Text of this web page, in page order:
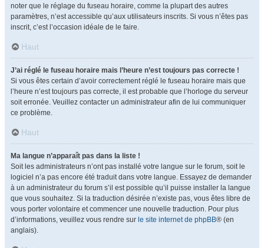
noter que le réglage du fuseau horaire, comme la plupart des autres
paramètres, n’est accessible qu’aux utilisateurs inscrits. Si vous n’êtes pas
inscrit, c’est l’occasion idéale de le faire.
Haut
J’ai réglé le fuseau horaire mais l’heure n’est toujours pas correcte !
Si vous êtes certain d’avoir correctement réglé le fuseau horaire mais que
l’heure n’est toujours pas correcte, il est probable que l’horloge du serveur
soit erronée. Veuillez contacter un administrateur afin de lui communiquer
ce problème.
Haut
Ma langue n’apparaît pas dans la liste !
Soit les administrateurs n’ont pas installé votre langue sur le forum, soit le
logiciel n’a pas encore été traduit dans votre langue. Essayez de demander
à un administrateur du forum s’il est possible qu’il puisse installer la langue
que vous souhaitez. Si la traduction désirée n’existe pas, vous êtes libre de
vous porter volontaire et commencer une nouvelle traduction. Pour plus
d’informations, veuillez vous rendre sur le site internet de phpBB® (en
anglais).